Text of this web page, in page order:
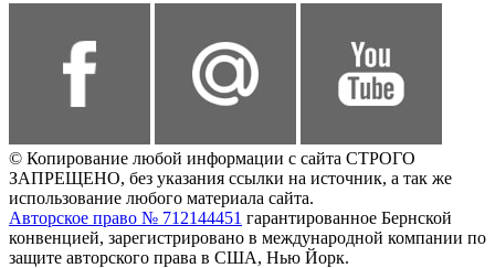
© Копирование любой информации с сайта СТРОГО
ЗАПРЕЩЕНО, без указания ссылки на источник, а так же
использование любого материала сайта.
Авторское право № 712144451 гарантированное Бернской
конвенцией, зарегистрировано в международной компании по
защите авторского права в США, Нью Йорк.